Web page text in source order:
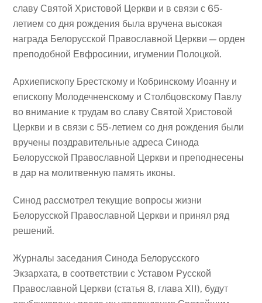
славу Святой Христовой Церкви и в связи с 65-
летием со дня рождения была вручена высокая
награда Белорусской Православной Церкви — орден
преподобной Евфросинии, игумении Полоцкой.
Архиепископу Брестскому и Кобринскому Иоанну и
епископу Молодечненскому и Столбцовскому Павлу
во внимание к трудам во славу Святой Христовой
Церкви и в связи с 55-летием со дня рождения были
вручены поздравительные адреса Синода
Белорусской Православной Церкви и преподнесены
в дар на молитвенную память иконы.
Синод рассмотрел текущие вопросы жизни
Белорусской Православной Церкви и принял ряд
решений.
Журналы заседания Синода Белорусского
Экзархата, в соответствии с Уставом Русской
Православной Церкви (статья 8, глава XII), будут